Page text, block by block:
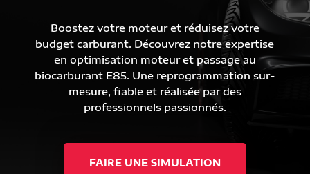
Boostez votre moteur et réduisez votre
budget carburant. Découvrez notre expertise
en optimisation moteur et passage au
biocarburant E85. Une reprogrammation sur-
mesure, fiable et réalisée par des
professionnels passionnés.
FAIRE UNE SIMULATION